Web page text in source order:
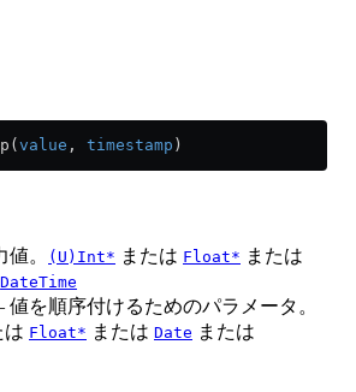
value , timestamp )
。 (U)Int* または Float* または
DateTime
を順序付けるためのパラメータ。
は Float* または Date または